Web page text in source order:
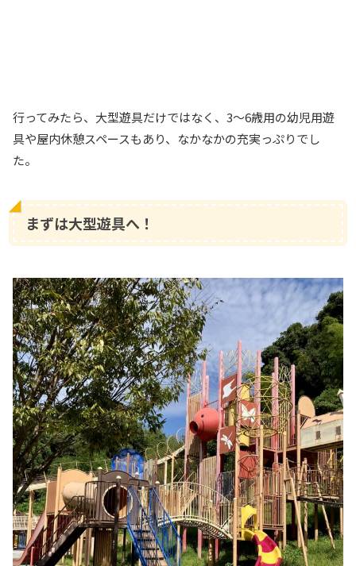
行ってみたら、大型遊具だけではなく、3〜6歳用の幼児用遊
具や屋内休憩スペースもあり、なかなかの充実っぷりでし
た。
まずは大型遊具へ！